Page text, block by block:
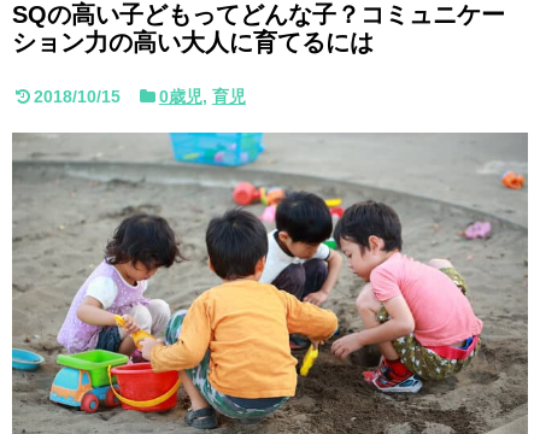
SQの高い子どもってどんな子？コミュニケー
ション力の高い大人に育てるには
2018/10/15 0歳児, 育児